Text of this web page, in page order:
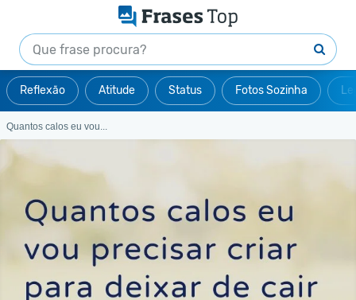
Reflexão Atitude Status Fotos Sozinha
Quantos calos eu vou...